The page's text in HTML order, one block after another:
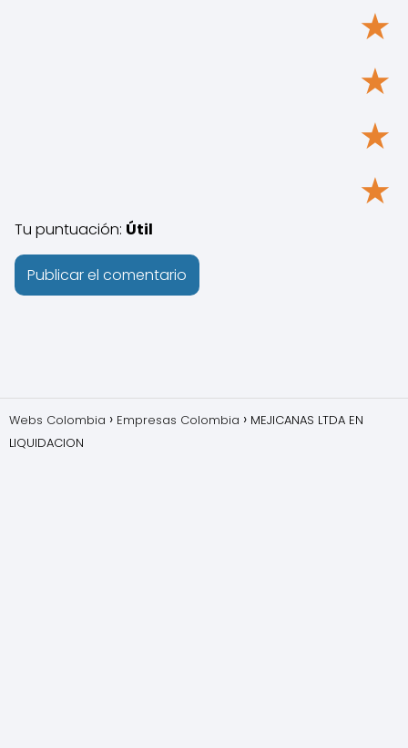
★
★
★
★
Tu puntuación: Útil
Webs Colombia Empresas Colombia
MEJICANAS LTDA EN
LIQUIDACION